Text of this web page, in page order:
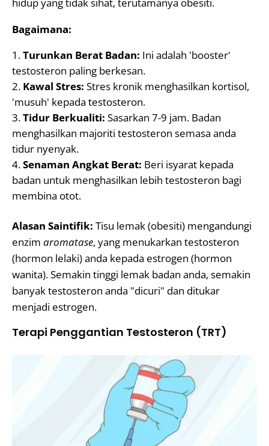
Bagaimana:
Turunkan Berat Badan: Ini adalah 'booster'
testosteron paling berkesan.
Kawal Stres: Stres kronik menghasilkan kortisol,
'musuh' kepada testosteron.
Tidur Berkualiti: Sasarkan 7-9 jam. Badan
menghasilkan majoriti testosteron semasa anda
tidur nyenyak.
Senaman Angkat Berat: Beri isyarat kepada
badan untuk menghasilkan lebih testosteron bagi
membina otot.
Alasan Saintifik: Tisu lemak (obesiti) mengandungi
enzim aromatase, yang menukarkan testosteron
(hormon lelaki) anda kepada estrogen (hormon
wanita). Semakin tinggi lemak badan anda, semakin
banyak testosteron anda "dicuri" dan ditukar
menjadi estrogen.
Terapi Penggantian Testosteron (TRT)